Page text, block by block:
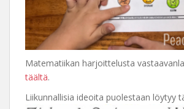
Matematiikan harjoittelusta
täältä.
Liikunnallisia ideoita puolestaan löytyy